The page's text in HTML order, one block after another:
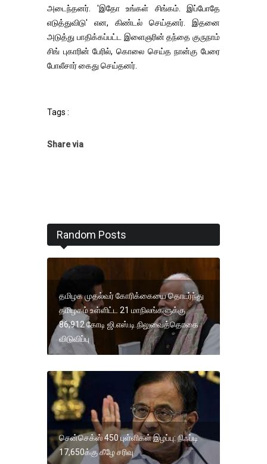
அடைந்தனர். 'இதோ உங்கள் சிங்கம். இப்போதே
எடுத்துவிடு' என, கிண்டல் செய்தனர். இதனை
அடுத்து பாதிக்கப்பட்ட இளைஞரின் தந்தை குருநாம்
சிங் புகாரின் பேரில், கொலை செய்த நான்கு பேரை
போலீசார் கைது செய்தனர்.
Tags :
Share via
Random Posts
தமிழக முதல்வர் கோரிக்கையை தொடர்ந்து
தமிழகம் உள்ளிட்ட 21 மாநிலங்களுக்கு
86,912 கோடி ஜி.எஸ்.டி.நிலுவைத்தொகை
விடுவிப்பு
சென்செக்ஸ் 450 புள்ளிகள் இழப்பு: நிஃப்டி
17,650க்கு கீழே சரிவு